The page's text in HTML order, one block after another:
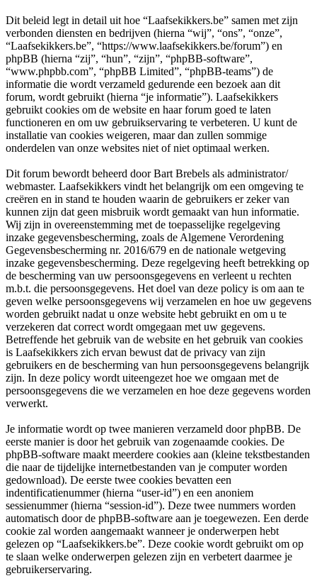
Dit beleid legt in detail uit hoe “Laafsekikkers.be” samen met zijn
verbonden diensten en bedrijven (hierna “wij”, “ons”, “onze”,
“Laafsekikkers.be”, “https://www.laafsekikkers.be/forum”) en
phpBB (hierna “zij”, “hun”, “zijn”, “phpBB-software”,
“www.phpbb.com”, “phpBB Limited”, “phpBB-teams”) de
informatie die wordt verzameld gedurende een bezoek aan dit
forum, wordt gebruikt (hierna “je informatie”). Laafsekikkers
gebruikt cookies om de website en haar forum goed te laten
functioneren en om uw gebruikservaring te verbeteren. U kunt de
installatie van cookies weigeren, maar dan zullen sommige
onderdelen van onze websites niet of niet optimaal werken.
Dit forum bewordt beheerd door Bart Brebels als administrator/
webmaster. Laafsekikkers vindt het belangrijk om een omgeving te
creëren en in stand te houden waarin de gebruikers er zeker van
kunnen zijn dat geen misbruik wordt gemaakt van hun informatie.
Wij zijn in overeenstemming met de toepasselijke regelgeving
inzake gegevensbescherming, zoals de Algemene Verordening
Gegevensbescherming nr. 2016/679 en de nationale wetgeving
inzake gegevensbescherming. Deze regelgeving heeft betrekking op
de bescherming van uw persoonsgegevens en verleent u rechten
m.b.t. die persoonsgegevens. Het doel van deze policy is om aan te
geven welke persoonsgegevens wij verzamelen en hoe uw gegevens
worden gebruikt nadat u onze website hebt gebruikt en om u te
verzekeren dat correct wordt omgegaan met uw gegevens.
Betreffende het gebruik van de website en het gebruik van cookies
is Laafsekikkers zich ervan bewust dat de privacy van zijn
gebruikers en de bescherming van hun persoonsgegevens belangrijk
zijn. In deze policy wordt uiteengezet hoe we omgaan met de
persoonsgegevens die we verzamelen en hoe deze gegevens worden
verwerkt.
Je informatie wordt op twee manieren verzameld door phpBB. De
eerste manier is door het gebruik van zogenaamde cookies. De
phpBB-software maakt meerdere cookies aan (kleine tekstbestanden
die naar de tijdelijke internetbestanden van je computer worden
gedownload). De eerste twee cookies bevatten een
indentificatienummer (hierna “user-id”) en een anoniem
sessienummer (hierna “session-id”). Deze twee nummers worden
automatisch door de phpBB-software aan je toegewezen. Een derde
cookie zal worden aangemaakt wanneer je onderwerpen hebt
gelezen op “Laafsekikkers.be”. Deze cookie wordt gebruikt om op
te slaan welke onderwerpen gelezen zijn en verbetert daarmee je
gebruikerservaring.